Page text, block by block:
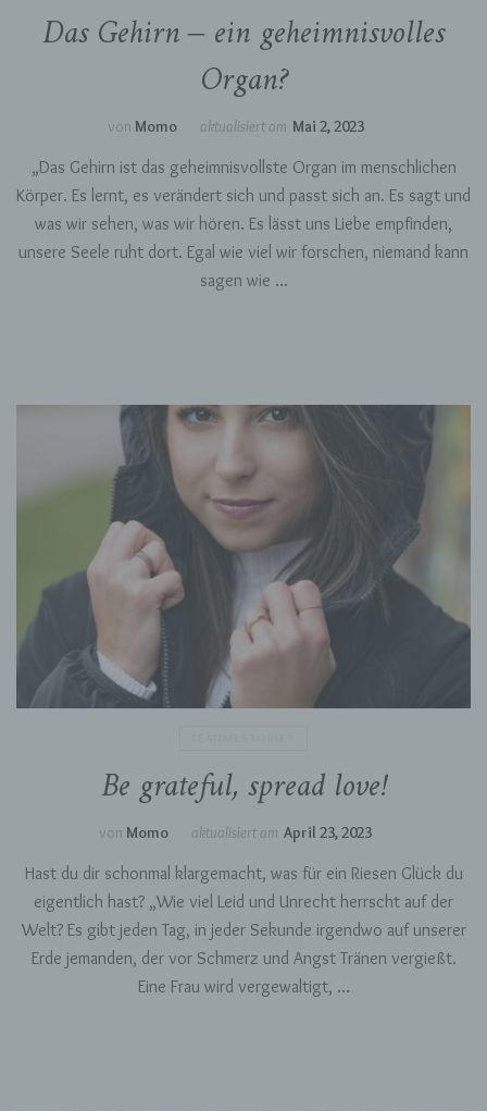
Das Gehirn – ein geheimnisvolles
Organ?
von Momo aktualisiert am Mai 2, 2023
„Das Gehirn ist das geheimnisvollste Organ im menschlichen
Körper. Es lernt, es verändert sich und passt sich an. Es sagt und
was wir sehen, was wir hören. Es lässt uns Liebe empfinden,
unsere Seele ruht dort. Egal wie viel wir forschen, niemand kann
sagen wie …
Be grateful, spread love!
von Momo aktualisiert am April 23, 2023
Hast du dir schonmal klargemacht, was für ein Riesen Glück du
eigentlich hast? „Wie viel Leid und Unrecht herrscht auf der
Welt? Es gibt jeden Tag, in jeder Sekunde irgendwo auf unserer
Erde jemanden, der vor Schmerz und Angst Tränen vergießt.
Eine Frau wird vergewaltigt, …